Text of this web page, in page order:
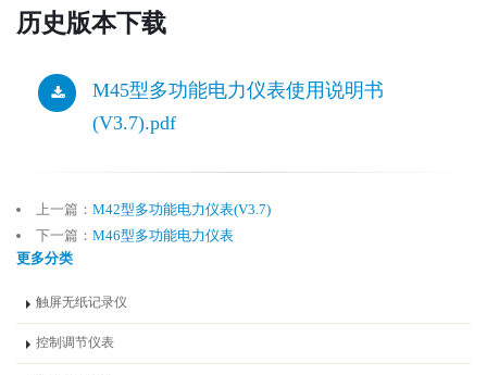
历史版本下载
M45型多功能电力仪表使用说明书
(V3.7).pdf
上一篇： M42型多功能电力仪表(V3.7)
下一篇： M46型多功能电力仪表
更多分类
触屏无纸记录仪
控制调节仪表